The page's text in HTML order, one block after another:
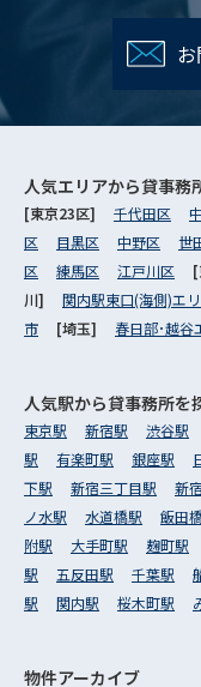
人気エリアから貸事務
[東京23区] 千代田区
区
目黒区 中野区 世
区
練馬区 江戸川区
川] 関内駅東口(海側)エ
市
[埼玉] 春日部･越谷
人気駅から貸事務所を
東京駅 新宿駅 渋谷駅
駅
有楽町駅 銀座駅
下駅
新宿三丁目駅 新
ノ水駅
水道橋駅 飯田
附駅
大手町駅 麹町駅
駅
五反田駅 千葉駅
駅
関内駅 桜木町駅
物件アーカイブ